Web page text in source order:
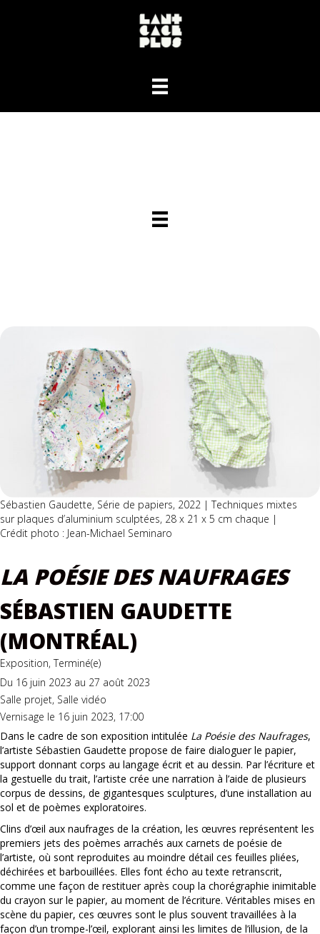
Sébastien Gaudette, Série de papiers, 2022 | Techniques mixtes
sur plaques d’aluminium sculptées, 28 x 21 x 5 cm chaque |
Crédit photo : Jean-Michael Seminaro
LA POÉSIE DES NAUFRAGES
SÉBASTIEN GAUDETTE
(MONTRÉAL)
Exposition, Terminé(e)
Du 16 juin 2023 au 27 août 2023
Salle projet, Salle vidéo
Vernisage le 16 juin 2023, 17:00
Dans le cadre de son exposition intitulée La Poésie des Naufrages,
l’artiste Sébastien Gaudette propose de faire dialoguer le papier,
support donnant corps au langage écrit et au dessin. Par l’écriture et
la gestuelle du trait, l’artiste crée une narration à l’aide de plusieurs
corpus de dessins, de gigantesques sculptures, d’une installation au
sol et de poèmes exploratoires.
Clins d’œil aux naufrages de la création, les œuvres représentent les
premiers jets des poèmes arrachés aux carnets de poésie de
l’artiste, où sont reproduites au moindre détail ces feuilles pliées,
déchirées et barbouillées. Elles font écho au texte retranscrit,
comme une façon de restituer après coup la chorégraphie inimitable
du crayon sur le papier, au moment de l’écriture. Véritables mises en
scène du papier, ces œuvres sont le plus souvent travaillées à la
façon d’un trompe-l’œil, explorant ainsi les limites de l’illusion, de la